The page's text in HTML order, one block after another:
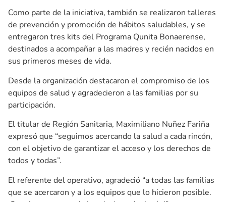
Como parte de la iniciativa, también se realizaron talleres
de prevención y promoción de hábitos saludables, y se
entregaron tres kits del Programa Qunita Bonaerense,
destinados a acompañar a las madres y recién nacidos en
sus primeros meses de vida.
Desde la organización destacaron el compromiso de los
equipos de salud y agradecieron a las familias por su
participación.
El titular de Región Sanitaria, Maximiliano Nuñez Fariña
expresó que “seguimos acercando la salud a cada rincón,
con el objetivo de garantizar el acceso y los derechos de
todos y todas”.
El referente del operativo, agradeció “a todas las familias
que se acercaron y a los equipos que lo hicieron posible.